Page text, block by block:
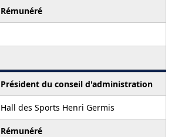
Rémunéré
Président du conseil d'administration
Hall des Sports Henri Germis
Rémunéré